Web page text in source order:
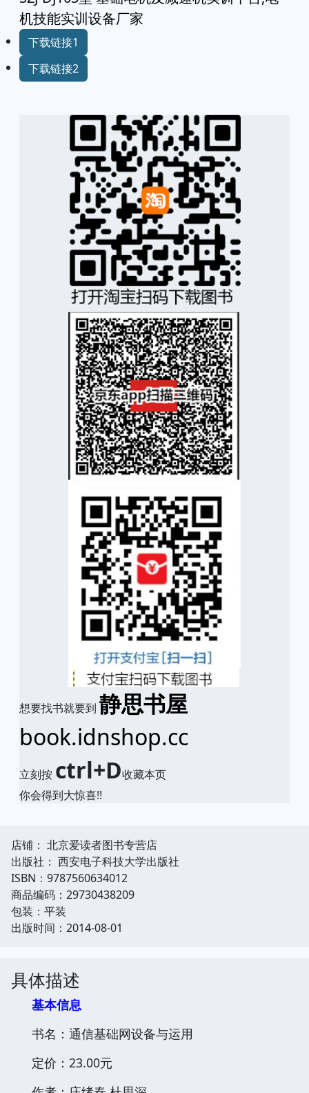
机技能实训设备厂家
下载链接1
下载链接2
想要找书就要到 静思书屋
book.idnshop.cc
立刻按 ctrl+D收藏本页
你会得到大惊喜!!
店铺： 北京爱读者图书专营店
出版社： 西安电子科技大学出版社
ISBN：9787560634012
商品编码：29730438209
包装：平装
出版时间：2014-08-01
具体描述
基本信息
书名：通信基础网设备与运用
定价：23.00元